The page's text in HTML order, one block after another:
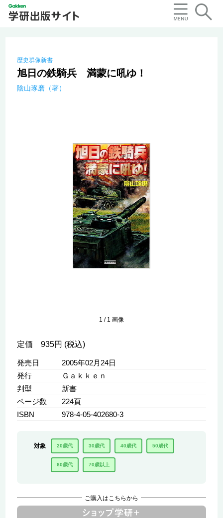
歴史群像新書
旭日の鉄騎兵 満蒙に吼ゆ！
陰山琢磨（著）
1 / 1 画像
定価 935円 (税込)
発売日
2005年02月24日
発行
Ｇａｋｋｅｎ
判型
新書
ページ数
224頁
ISBN
978-4-05-402680-3
対象 20歳代 30歳代 40歳代 50歳代
60歳代 70歳以上
ご購入はこちらから